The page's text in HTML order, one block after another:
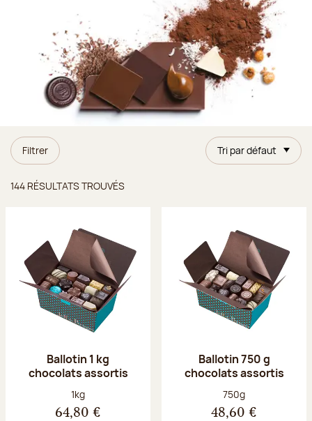
Filtrer Tri par défaut
144 RÉSULTATS TROUVÉS
Ballotin 1 kg
chocolats assortis
Poids net :
1kg
64,80 €
Ballotin 750 g
chocolats assortis
Poids net :
750g
48,60 €